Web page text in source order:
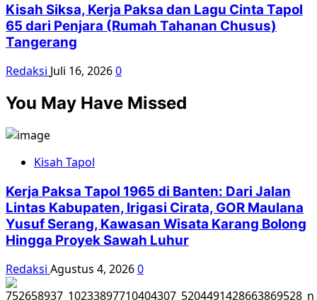
Kisah Siksa, Kerja Paksa dan Lagu Cinta Tapol
65 dari Penjara (Rumah Tahanan Chusus)
Tangerang
Redaksi Juli 16, 20260
You May Have Missed
Kisah Tapol
Kerja Paksa Tapol 1965 di Banten: Dari Jalan
Lintas Kabupaten, Irigasi Cirata, GOR Maulana
Yusuf Serang, Kawasan Wisata Karang Bolong
Hingga Proyek Sawah Luhur
Redaksi Agustus 4, 20260